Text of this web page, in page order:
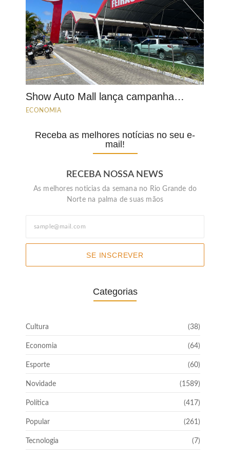
Show Auto Mall lança campanha…
ECONOMIA
Receba as melhores notícias no seu e-
mail!
RECEBA NOSSA NEWS
As melhores noticias da semana no Rio Grande do
Norte na palma de suas mãos
SE INSCREVER
Categorias
Cultura (38)
Economia (64)
Esporte (60)
Novidade (1589)
Política (417)
Popular (261)
Tecnologia (7)